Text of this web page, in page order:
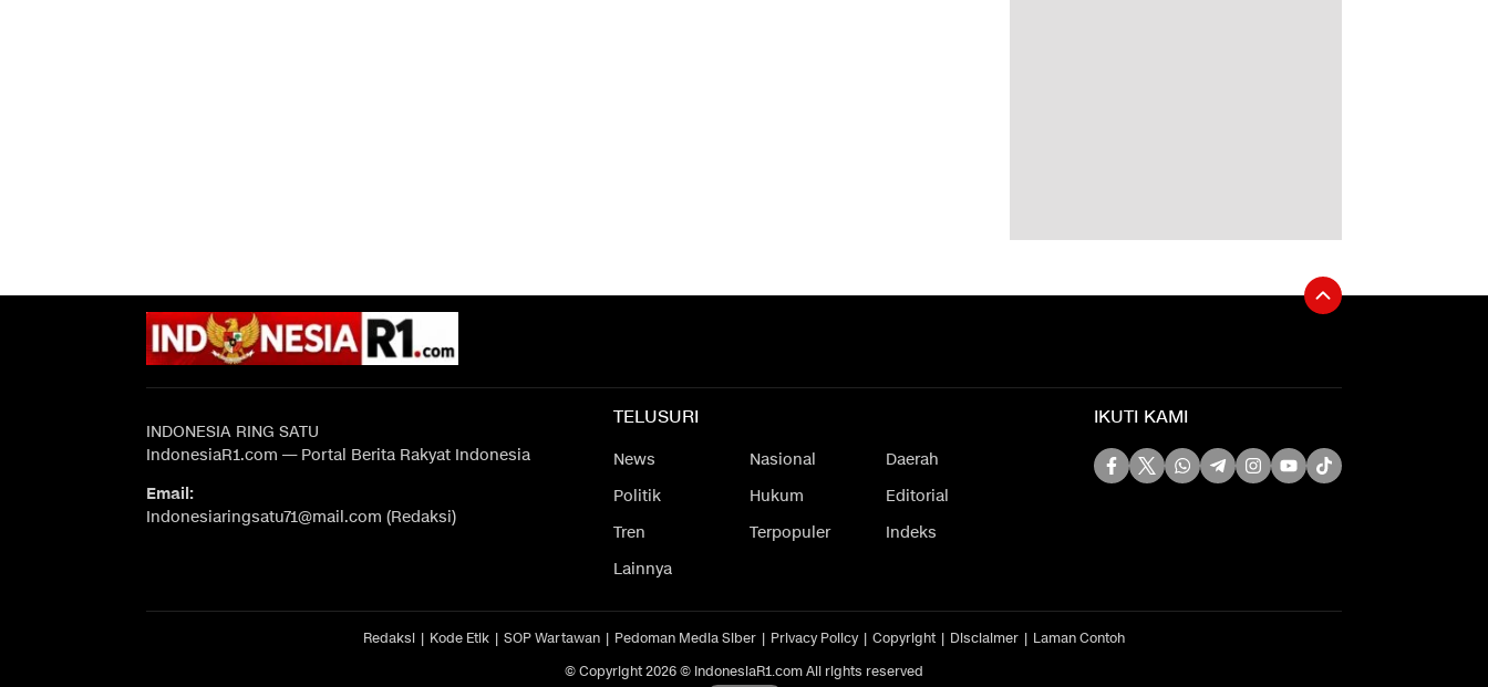
INDONESIA RING SATU
IndonesiaR1.com — Portal Berita Rakyat Indonesia
Email:
Indonesiaringsatu71@mail.com (Redaksi)
TELUSURI
News Nasional
Daerah
Politik
Hukum
Editorial
Tren
Terpopuler
Indeks
Lainnya
IKUTI KAMI
Redaksi Kode Etik SOP Wartawan Pedoman Media Siber Privacy Policy Copyright Disclaimer
Laman Contoh
© Copyright 2026 © IndonesiaR1.com All rights reserved